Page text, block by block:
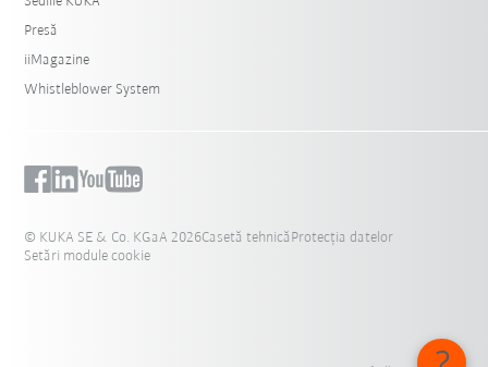
Presă
iiMagazine
Whistleblower System
© KUKA SE & Co. KGaA 2026Casetă tehnică Protecția datelor
Setări module cookie